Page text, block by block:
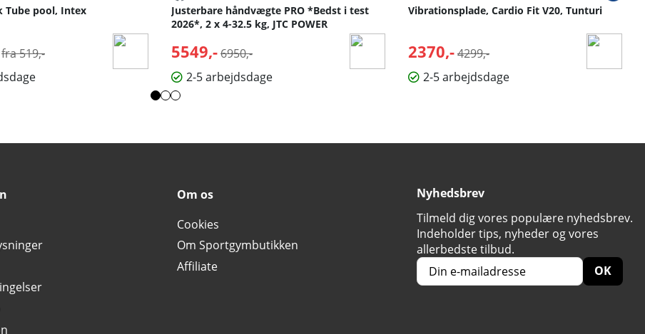
pool, Intex
Normalpris:
fra 519,-
Justerbare håndvægte PRO *Bedst i test
2026*, 2 x 4-32.5 kg, JTC POWER
5549,- Normalpris:
6950,-
2-5 arbejdsdage
Vibrationsplade, Cardio Fit V20, Tunturi
2370,- Normalpris:
4299,-
2-5 arbejdsdage
Om os
Cookies
Om Sportgymbutikken
Affiliate
Nyhedsbrev
Tilmeld dig vores populære nyhedsbrev.
Indeholder tips, nyheder og vores
allerbedste tilbud.
OK